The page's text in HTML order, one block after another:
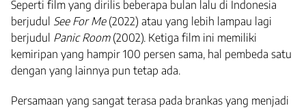
Seperti film yang dirilis beberapa bulan lalu di Indonesia
berjudul See For Me (2022) atau yang lebih lampau lagi
berjudul Panic Room(2002). Ketiga film ini memiliki
kemiripan yang hampir 100 persen sama, hal pembeda satu
dengan yang lainnya pun tetap ada.
Persamaan yang sangat terasa pada brankas yang menjadi